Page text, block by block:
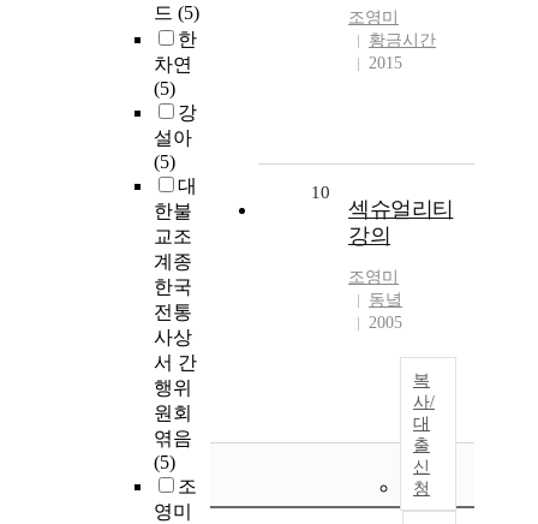
드 (5)
한
차연
(5)
강
설아
(5)
대
한불
교조
계종
한국
전통
사상
서 간
행위
원회
엮음
(5)
조
영미
조영미
황금시간
2015
10
섹슈얼리티
강의
조영미
동녘
2005
복
사/
대
출
신
청